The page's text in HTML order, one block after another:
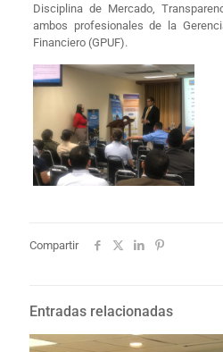
Disciplina de Mercado,
ambos profesionales de la
Financiero (GPUF).
Compartir
Entradas relacionadas